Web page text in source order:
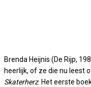
Brenda Heijnis (De Rijp,
heerlijk, of ze die nu leest
Skaterherz. Het eerste